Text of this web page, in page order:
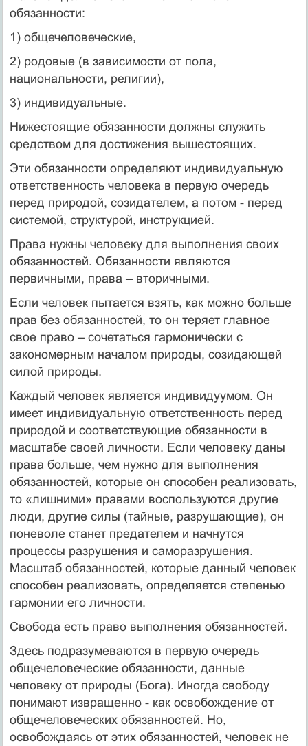
обязанности:
1) общечеловеческие,
2) родовые (в зависимости от пола,
национальности, религии),
3) индивидуальные.
Нижестоящие обязанности должны служить
средством для достижения вышестоящих.
Эти обязанности определяют индивидуальную
ответственность человека в первую очередь
перед природой, созидателем, а потом - перед
системой, структурой, инструкцией.
Права нужны человеку для выполнения своих
обязанностей. Обязанности являются
первичными, права – вторичными.
Если человек пытается взять, как можно больше
прав без обязанностей, то он теряет главное
свое право – сочетаться гармонически с
закономерным началом природы, созидающей
силой природы.
Каждый человек является индивидуумом. Он
имеет индивидуальную ответственность перед
природой и соответствующие обязанности в
масштабе своей личности. Если человеку даны
права больше, чем нужно для выполнения
обязанностей, которые он способен реализовать,
то «лишними» правами воспользуются другие
люди, другие силы (тайные, разрушающие), он
поневоле станет предателем и начнутся
процессы разрушения и саморазрушения.
Масштаб обязанностей, которые данный человек
способен реализовать, определяется степенью
гармонии его личности.
Свобода есть право выполнения обязанностей.
Здесь подразумеваются в первую очередь
общечеловеческие обязанности, данные
человеку от природы (Бога). Иногда свободу
понимают извращенно - как освобождение от
общечеловеческих обязанностей. Но,
освобождаясь от этих обязанностей, человек не